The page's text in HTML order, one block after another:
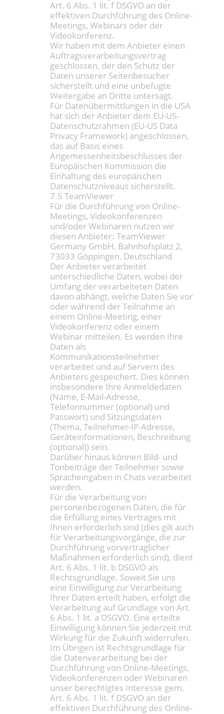
Art. 6 Abs. 1 lit. f DSGVO an der
effektiven Durchführung des Online-
Meetings, Webinars oder der
Videokonferenz.
Wir haben mit dem Anbieter einen
Auftragsverarbeitungsvertrag
geschlossen, der den Schutz der
Daten unserer Seitenbesucher
sicherstellt und eine unbefugte
Weitergabe an Dritte untersagt.
Für Datenübermittlungen in die USA
hat sich der Anbieter dem EU-US-
Datenschutzrahmen (EU-US Data
Privacy Framework) angeschlossen,
das auf Basis eines
Angemessenheitsbeschlusses der
Europäischen Kommission die
Einhaltung des europäischen
Datenschutzniveaus sicherstellt.
7.5 TeamViewer
Für die Durchführung von Online-
Meetings, Videokonferenzen
und/oder Webinaren nutzen wir
diesen Anbieter: TeamViewer
Germany GmbH, Bahnhofsplatz 2,
73033 Göppingen, Deutschland
Der Anbieter verarbeitet
unterschiedliche Daten, wobei der
Umfang der verarbeiteten Daten
davon abhängt, welche Daten Sie vor
oder während der Teilnahme an
einem Online-Meeting, einer
Videokonferenz oder einem
Webinar mitteilen. Es werden Ihre
Daten als
Kommunikationsteilnehmer
verarbeitet und auf Servern des
Anbieters gespeichert. Dies können
insbesondere Ihre Anmeldedaten
(Name, E-Mail-Adresse,
Telefonnummer (optional) und
Passwort) und Sitzungsdaten
(Thema, Teilnehmer-IP-Adresse,
Geräteinformationen, Beschreibung
(optional)) sein.
Darüber hinaus können Bild- und
Tonbeiträge der Teilnehmer sowie
Spracheingaben in Chats verarbeitet
werden.
Für die Verarbeitung von
personenbezogenen Daten, die für
die Erfüllung eines Vertrages mit
Ihnen erforderlich sind (dies gilt auch
für Verarbeitungsvorgänge, die zur
Durchführung vorvertraglicher
Maßnahmen erforderlich sind), dient
Art. 6 Abs. 1 lit. b DSGVO als
Rechtsgrundlage. Soweit Sie uns
eine Einwilligung zur Verarbeitung
Ihrer Daten erteilt haben, erfolgt die
Verarbeitung auf Grundlage von Art.
6 Abs. 1 lit. a DSGVO. Eine erteilte
Einwilligung können Sie jederzeit mit
Wirkung für die Zukunft widerrufen.
Im Übrigen ist Rechtsgrundlage für
die Datenverarbeitung bei der
Durchführung von Online-Meetings,
Videokonferenzen oder Webinaren
unser berechtigtes Interesse gem.
Art. 6 Abs. 1 lit. f DSGVO an der
effektiven Durchführung des Online-